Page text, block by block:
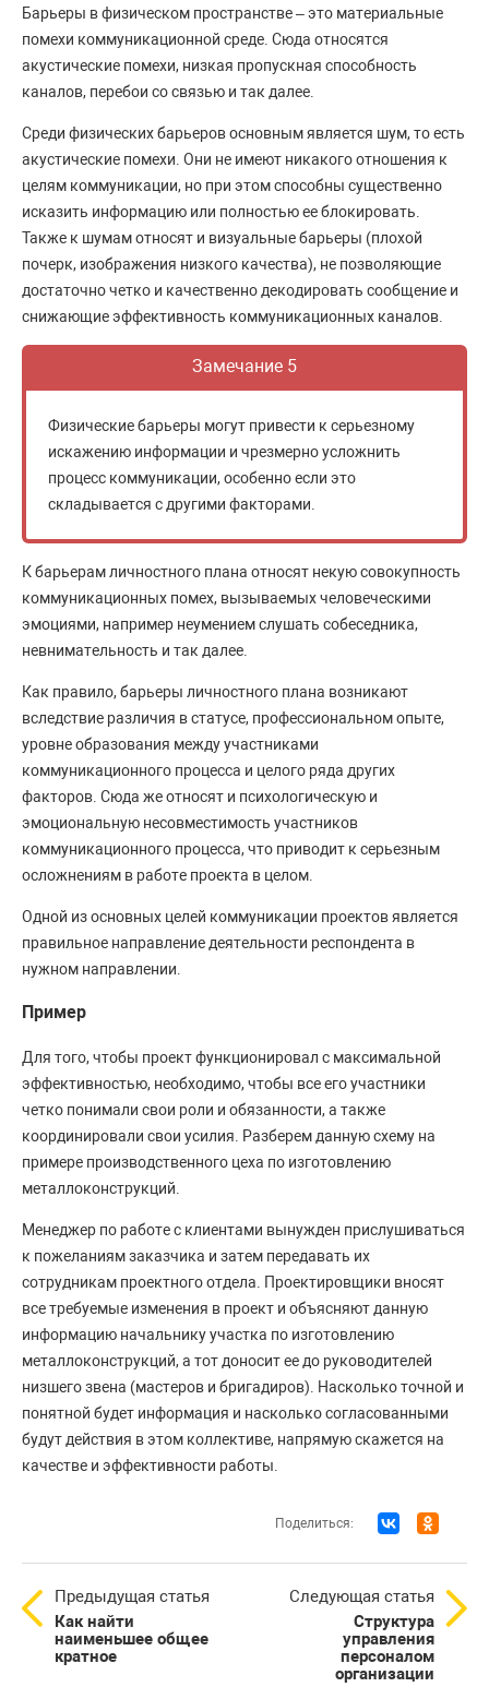
Барьеры в физическом пространстве – это материальные
помехи коммуникационной среде. Сюда относятся
акустические помехи, низкая пропускная способность
каналов, перебои со связью и так далее.
Среди физических барьеров основным является шум, то есть
акустические помехи. Они не имеют никакого отношения к
целям коммуникации, но при этом способны существенно
исказить информацию или полностью ее блокировать.
Также к шумам относят и визуальные барьеры (плохой
почерк, изображения низкого качества), не позволяющие
достаточно четко и качественно декодировать сообщение и
снижающие эффективность коммуникационных каналов.
Замечание 5
Физические барьеры могут привести к серьезному
искажению информации и чрезмерно усложнить
процесс коммуникации, особенно если это
складывается с другими факторами.
К барьерам личностного плана относят некую совокупность
коммуникационных помех, вызываемых человеческими
эмоциями, например неумением слушать собеседника,
невнимательность и так далее.
Как правило, барьеры личностного плана возникают
вследствие различия в статусе, профессиональном опыте,
уровне образования между участниками
коммуникационного процесса и целого ряда других
факторов. Сюда же относят и психологическую и
эмоциональную несовместимость участников
коммуникационного процесса, что приводит к серьезным
осложнениям в работе проекта в целом.
Одной из основных целей коммуникации проектов является
правильное направление деятельности респондента в
нужном направлении.
Пример
Для того, чтобы проект функционировал с максимальной
эффективностью, необходимо, чтобы все его участники
четко понимали свои роли и обязанности, а также
координировали свои усилия. Разберем данную схему на
примере производственного цеха по изготовлению
металлоконструкций.
Менеджер по работе с клиентами вынужден прислушиваться
к пожеланиям заказчика и затем передавать их
сотрудникам проектного отдела. Проектировщики вносят
все требуемые изменения в проект и объясняют данную
информацию начальнику участка по изготовлению
металлоконструкций, а тот доносит ее до руководителей
низшего звена (мастеров и бригадиров). Насколько точной и
понятной будет информация и насколько согласованными
будут действия в этом коллективе, напрямую скажется на
качестве и эффективности работы.
Поделиться:
Предыдущая статья
Как найти
наименьшее общее
кратное
Следующая статья
Структура
управления
персоналом
организации